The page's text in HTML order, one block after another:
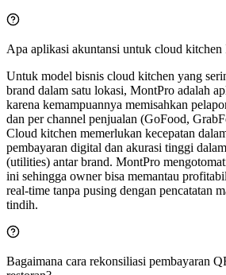
Apa aplikasi akuntansi untuk cloud kitchen
Untuk model bisnis cloud kitchen yang
brand dalam satu lokasi, MontPro adalah
karena kemampuannya memisahkan
dan per channel penjualan (GoFood,
Cloud kitchen memerlukan kecepatan
pembayaran digital dan akurasi tinggi
(utilities) antar brand. MontPro
ini sehingga owner bisa memantau
real-time tanpa pusing dengan pencatatan
tindih.
Bagaimana cara rekonsiliasi pembayaran